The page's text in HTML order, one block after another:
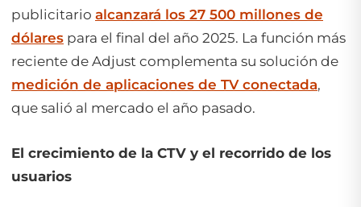
publicitario alcanzará los 27 500 millones de
dólares para el final del año 2025. La función más
reciente de Adjust complementa su solución de
medición de aplicaciones de TV conectada,
que salió al mercado el año pasado.
El crecimiento de la CTV y el recorrido de los
usuarios